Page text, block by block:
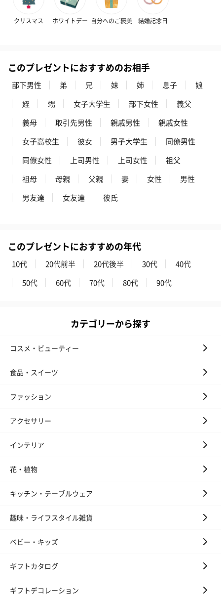
クリスマス ホワイトデー 自分へのご褒美 結婚記念日
このプレゼントにおすすめのお相手
部下男性 弟 兄 妹 姉 息子
娘
姪
甥 女子大学生 部下女性
義父
義母
取引先男性 親戚男性
親戚女性
女子高校生
彼女 男子大学生
同僚男性
同僚女性
上司男性 上司女性
祖父
祖母
母親 父親 妻 女性
男性
男友達
女友達 彼氏
このプレゼントにおすすめの年代
10代 20代前半 20代後半 30代
40代
50代
60代 70代 80代 90代
カテゴリーから探す
コスメ・ビューティー
食品・スイーツ
ファッション
アクセサリー
インテリア
花・植物
キッチン・テーブルウェア
趣味・ライフスタイル雑貨
ベビー・キッズ
ギフトカタログ
ギフトデコレーション